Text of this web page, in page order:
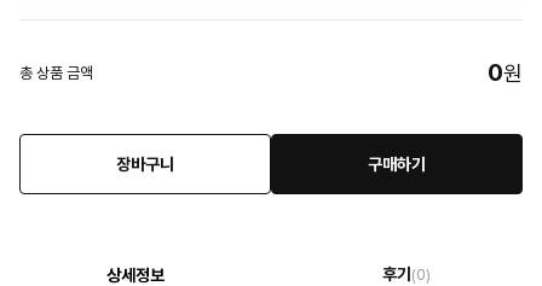
총 상품 금액 0원
장바구니 구매하기
상세정보 후기 (0)